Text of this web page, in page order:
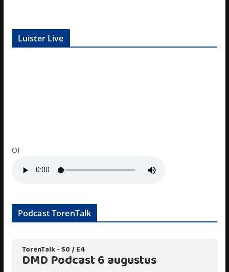
Luister Live
OF
Podcast TorenTalk